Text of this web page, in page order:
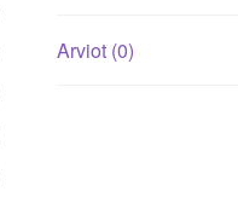
Arviot (0)